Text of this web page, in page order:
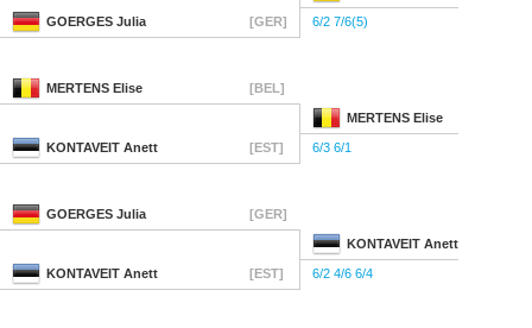
GOERGES Julia [GER] 6/2 7/6(5)
MERTENS Elise [BEL]
MERTENS Elise
KONTAVEIT Anett [EST] 6/3 6/1
GOERGES Julia [GER]
KONTAVEIT Anett
KONTAVEIT Anett [EST] 6/2 4/6 6/4